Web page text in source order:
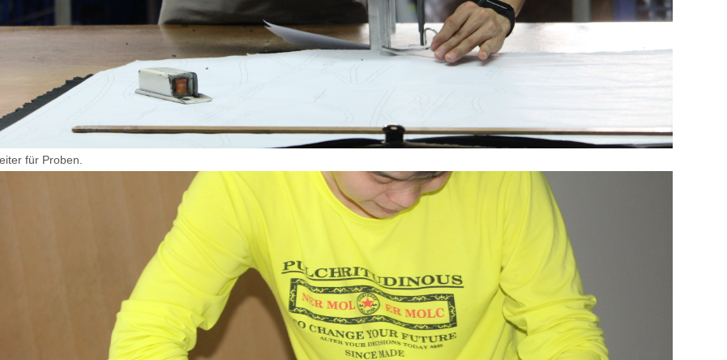
für Proben.